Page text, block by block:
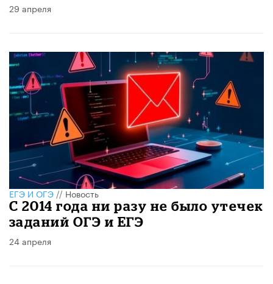
29 апреля
ЕГЭ И ОГЭ//Новость
С 2014 года ни разу не было утечек
заданий ОГЭ и ЕГЭ
24 апреля